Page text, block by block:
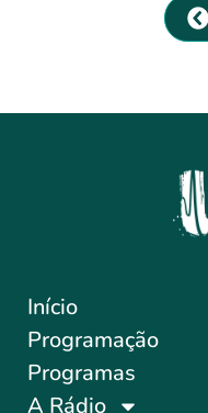
Início
Programação
Programas
A Rádio